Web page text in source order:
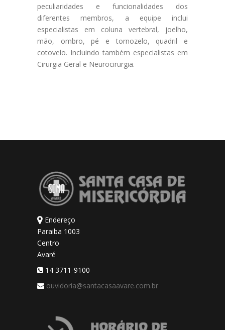
peculiaridades e funcionalidades dos
diferentes membros, a equipe inclui
especialistas em coluna vertebral, joelho,
mão, ombro, pé e tornozelo, quadril e
cotovelo. Incluindo também especialistas em
Cirurgia Geral e Neurocirurgia.
Endereço
Paraiba 1003
Centro
Avaré
14 3711-9100
ouvidoria@santacasaavare.com.br